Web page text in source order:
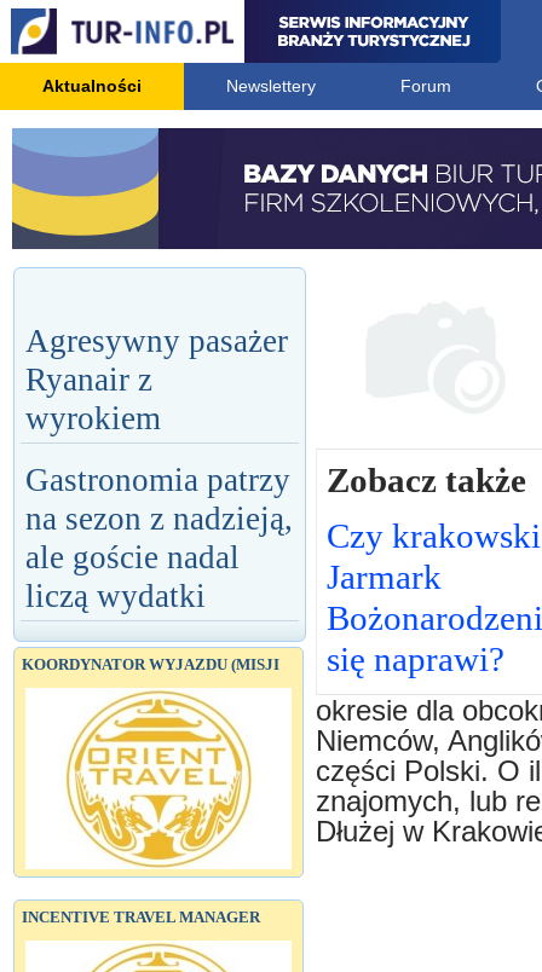
Aktualności Newslettery Forum
Agresywny pasażer
Ryanair z
wyrokiem
Gastronomia patrzy
na sezon z nadzieją,
ale goście nadal
liczą wydatki
KOORDYNATOR WYJAZDU (MISJI
INCENTIVE TRAVEL MANAGER
Zobacz także
Czy krakowski
Jarmark
się naprawi?
okresie dla
Niemców,
części Polski. O
znajomych, lub
Dłużej w